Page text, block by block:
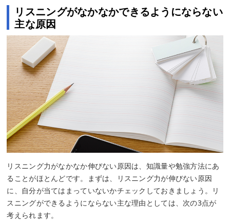
リスニングがなかなかできるようにならない
主な原因
リスニング力がなかなか伸びない原因は、知識量や勉強方法にあ
ることがほとんどです。まずは、リスニング力が伸びない原因
に、自分が当てはまっていないかチェックしておきましょう。リ
スニングができるようにならない主な理由としては、次の3点が
考えられます。